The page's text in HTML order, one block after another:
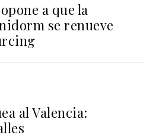
a que la
se renueve
al Valencia: